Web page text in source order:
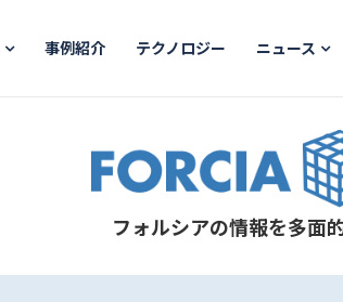
事例紹介 テクノロジー ニュース
フォルシアの情報を多面